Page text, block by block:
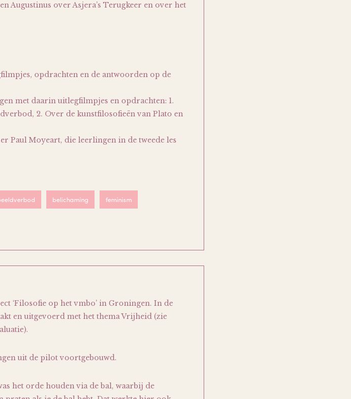
Augustinus over Asjera’s Terugkeer en over het
opdrachten en de antwoorden op de
met daarin uitlegfilmpjes en opdrachten: 1.
2. Over de kunstfilosofieën van Plato en
Paul Moyeart, die leerlingen in de tweede les
belichaming feminism
‘Filosofie op het vmbo’ in Groningen. In de
en uitgevoerd met het thema Vrijheid (zie
uit de pilot voortgebouwd.
het orde houden via de bal, waarbij de